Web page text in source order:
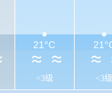
<3级 <3级
21°C